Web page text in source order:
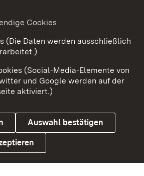
Barrierefreiheit
Cookies
Cookies
(Die Daten werden ausschließlich
(Social-Media-Elemente von
und Google werden auf der
aktiviert.)
Auswahl bestätigen